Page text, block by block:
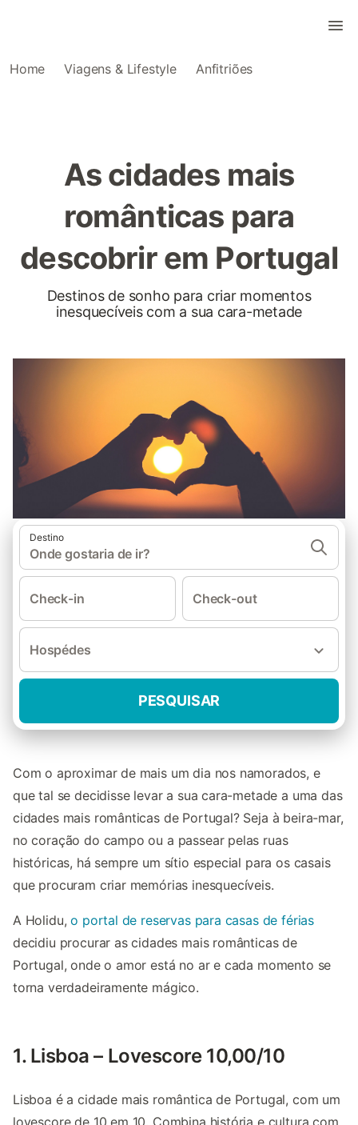
Home Viagens & Lifestyle Anfitriões
As cidades mais
românticas para
descobrir em Portugal
Destinos de sonho para criar momentos
inesquecíveis com a sua cara-metade
Destino
Onde gostaria de ir?
Check-in Check-out
Hospédes
PESQUISAR
Com o aproximar de mais um dia nos namorados, e
que tal se decidisse levar a sua cara-metade a uma das
cidades mais românticas de Portugal? Seja à beira-mar,
no coração do campo ou a passear pelas ruas
históricas, há sempre um sítio especial para os casais
que procuram criar memórias inesquecíveis.
A Holidu,o portal de reservas para casas de férias
decidiu procurar as cidades mais românticas de
Portugal, onde o amor está no ar e cada momento se
torna verdadeiramente mágico.
1. Lisboa – Lovescore 10,00/10
Lisboa é a cidade mais romântica de Portugal, com um
lovescore de 10 em 10. Combina história e cultura com